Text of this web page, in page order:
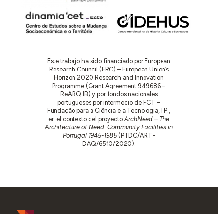
Este trabajo ha sido financiado por European
Research Council (ERC) – European Union’s
Horizon 2020 Research and Innovation
Programme (Grant Agreement 949686 –
ReARQ.IB) y por fondos nacionales
portugueses por intermedio de FCT –
Fundação para a Ciência e a Tecnologia, I.P.,
en el contexto del proyectoArchNeed – The
Architecture of Need: Community Facilities in
Portugal 1945-1985(PTDC/ART-
DAQ/6510/2020).